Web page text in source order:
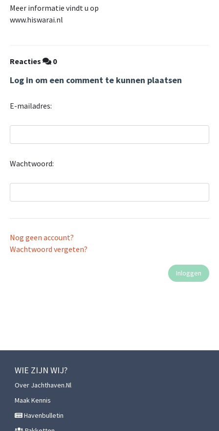
Meer informatie vindt u op
www.hiswarai.nl
Reacties 0
Log in om een comment te kunnen plaatsen
E-mailadres:
Wachtwoord:
Nog geen account?
Wachtwoord vergeten?
WIE ZIJN WIJ?
Over Jachthaven.nl
Maak Kennis
Havenbulletin